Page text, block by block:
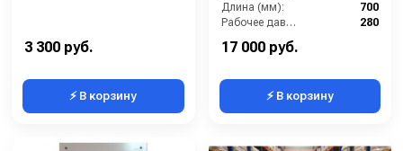
3 300 руб.
⚡ В корзину
Длина (мм):
700
Рабочее давление (бар):
280
17 000 руб.
⚡ В корзину